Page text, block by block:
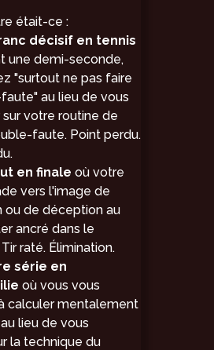
était-ce :
décisif en tennis
une demi-seconde,
"surtout ne pas faire
au lieu de vous
votre routine de
faute. Point perdu.
en finale où votre
vers l'image de
ou de déception au
ancré dans le
raté. Élimination.
série en
où vous vous
calculer mentalement
lieu de vous
la technique du